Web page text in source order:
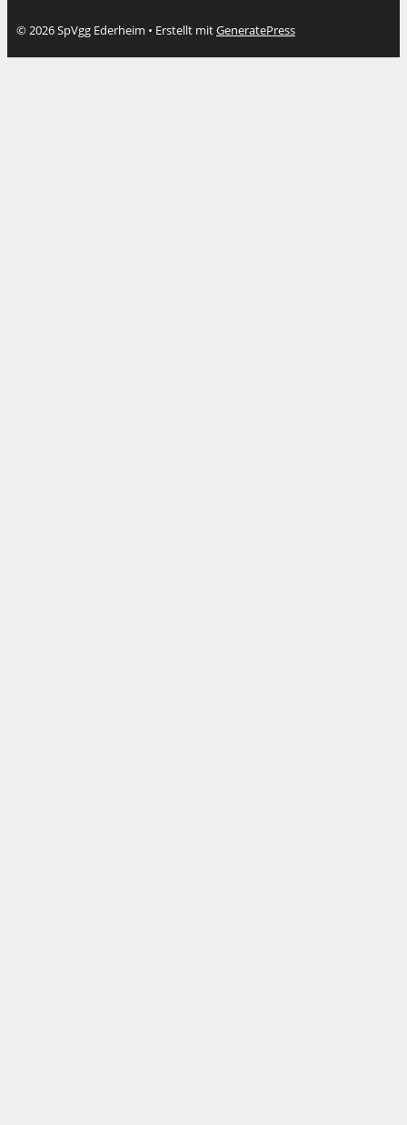
© 2026 SpVgg Ederheim • Erstellt mitGeneratePress